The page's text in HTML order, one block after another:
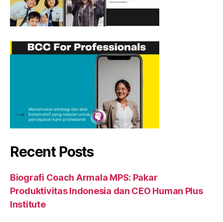
Recent Posts
Biografi Coach Armala MPS: Pakar
Produktivitas Indonesia dan CEO Human Plus
Institute